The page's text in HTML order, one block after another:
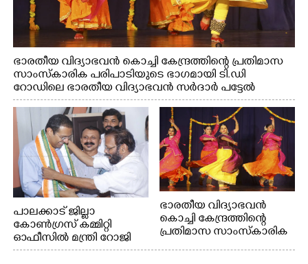
ഭാരതീയ വിദ്യാഭവൻ കൊച്ചി കേന്ദ്രത്തിന്റെ പ്രതിമാസ
സാംസ്കാരിക പരിപാടിയുടെ ഭാഗമായി ടി.ഡി
റോഡിലെ ഭാരതീയ വിദ്യാഭവൻ സർദാർ പട്ടേൽ
സഭാഗൃഹത്തിൽ എം. അക്ഷതയുടെ നേതൃത്വത്തിൽ
അവതരിപ്പിച്ച ലയ നമൻ കഥക് നൃത്തത്തിൽ നിന്ന്
പാലക്കാട് ജില്ലാ
കോൺഗ്രസ് കമ്മിറ്റി
ഓഫീസിൽ മന്ത്രി റോജി
എം ജോണിന്
ഭാരതീയ വിദ്യാഭവൻ
കൊച്ചി കേന്ദ്രത്തിന്റെ
പ്രതിമാസ സാംസ്കാരിക